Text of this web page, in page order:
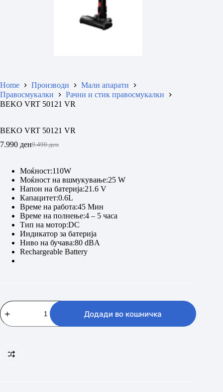
Home Производи
Мали апарати
Правосмукалки
Рачни и стик правосмукалки
BEKO VRT 50121 VR
BEKO VRT 50121 VR
9.490ден
Original
was:
9.490 ден.
7.990 денCurrent
is:
7.990 ден.
Моќност:110W
Моќност на вшмукување:25 W
Напон на батерија:21.6 V
Капацитет:0.6L
Време на работа:45 Мин
Време на полнење:4 – 5 часа
Тип на мотор:DC
Индикатор за батерија
Ниво на бучава:80 dBA
Rechargeable Battery
BEKO
VRT
50121
Додади во кошничка